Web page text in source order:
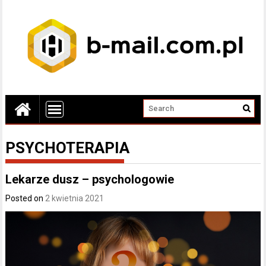
PSYCHOTERAPIA
Lekarze dusz – psychologowie
Posted on 2 kwietnia 2021